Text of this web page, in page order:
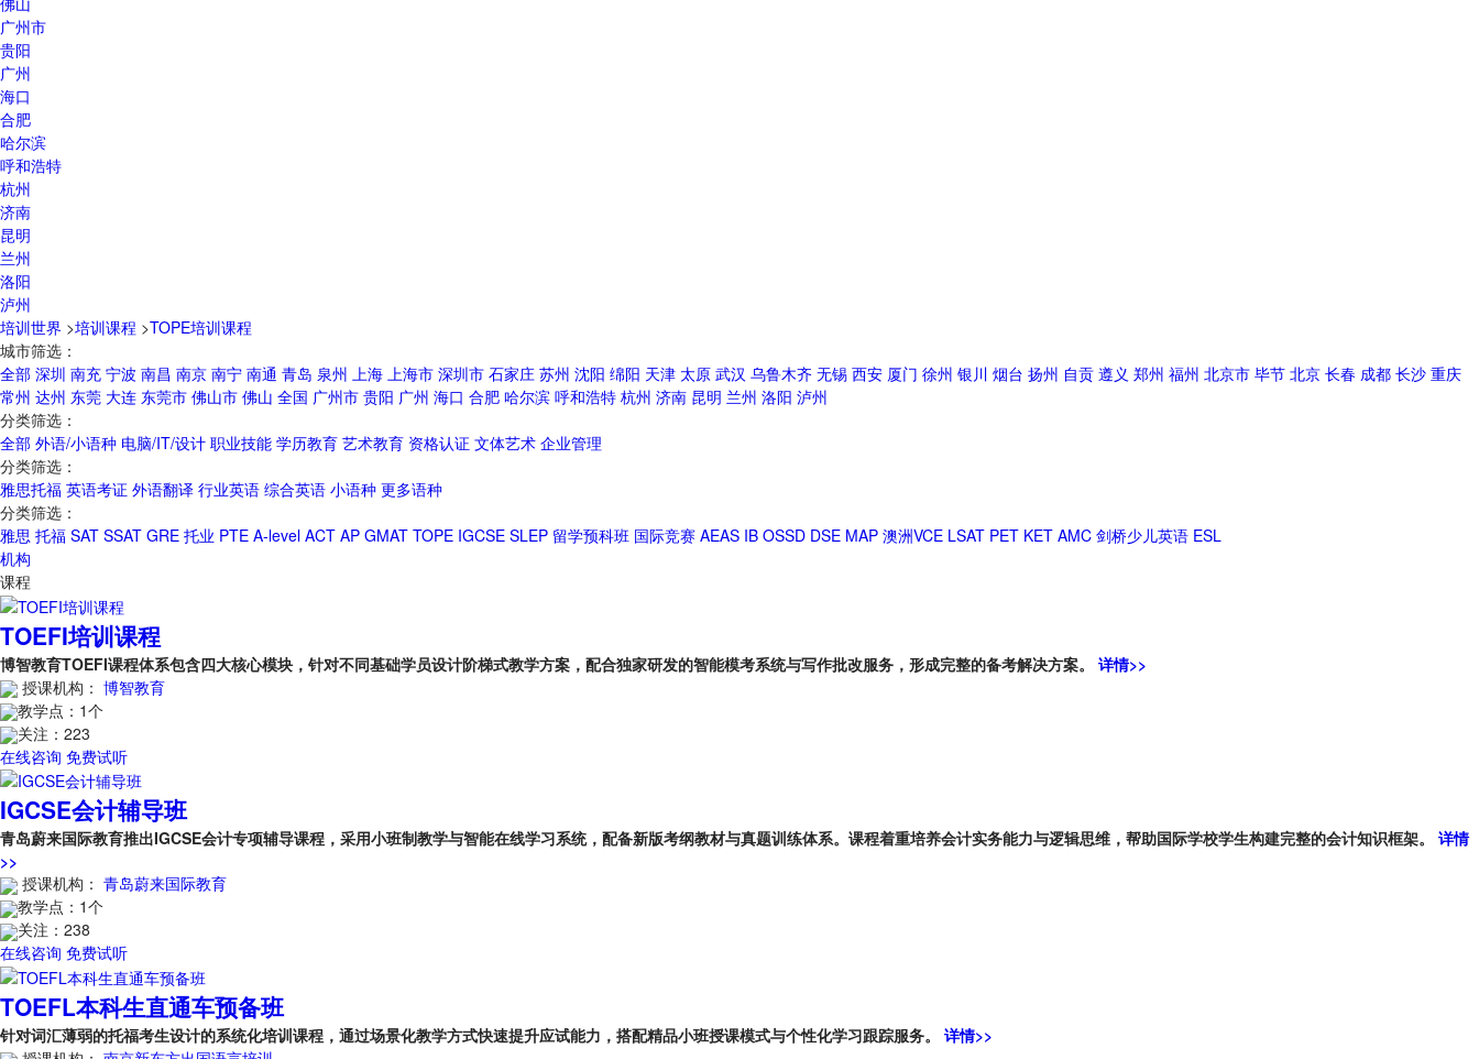
广州市
贵阳
广州
海口
合肥
哈尔滨
呼和浩特
杭州
济南
昆明
兰州
洛阳
泸州
培训世界 >培训课程 >TOPE培训课程
城市筛选：
全部 深圳 南充 宁波 南昌 南京 南宁 南通 青岛 泉州 上海 上海市 深圳市 石家庄 苏州 沈阳 绵阳 天津 太原 武汉 乌鲁木齐 无锡 西安 厦门 徐州 银川 烟台 扬州 自贡 遵义 郑州 福州 北京市 毕节 北京 长春 成都 长沙 重庆
常州 达州 东莞 大连 东莞市 佛山市 佛山 全国 广州市 贵阳 广州 海口 合肥 哈尔滨 呼和浩特 杭州 济南 昆明 兰州 洛阳 泸州
分类筛选：
全部 外语/小语种 电脑/IT/设计 职业技能 学历教育 艺术教育 资格认证 文体艺术 企业管理
分类筛选：
雅思托福 英语考证 外语翻译 行业英语 综合英语 小语种 更多语种
分类筛选：
雅思 托福 SAT SSAT GRE 托业 PTE A-level ACT AP GMAT TOPE IGCSE SLEP 留学预科班 国际竞赛 AEAS IB OSSD DSE MAP 澳洲VCE LSAT PET KET AMC 剑桥少儿英语 ESL
机构
课程
TOEFI培训课程
博智教育TOEFI课程体系包含四大核心模块，针对不同基础学员设计阶梯式教学方案，配合独家研发的智能模考系统与写作批改服务，形成完整的备考解决方案。 详情>>
授课机构： 博智教育
教学点： 1个
关注： 223
在线咨询 免费试听
IGCSE会计辅导班
青岛蔚来国际教育推出IGCSE会计专项辅导课程，采用小班制教学与智能在线学习系统，配备新版考纲教材与真题训练体系。课程着重培养会计实务能力与逻辑思维，帮助国际学校学生构建完整的会计知识框架。 详情
>>
授课机构： 青岛蔚来国际教育
教学点： 1个
关注： 238
在线咨询 免费试听
TOEFL本科生直通车预备班
针对词汇薄弱的托福考生设计的系统化培训课程，通过场景化教学方式快速提升应试能力，搭配精品小班授课模式与个性化学习跟踪服务。 详情>>